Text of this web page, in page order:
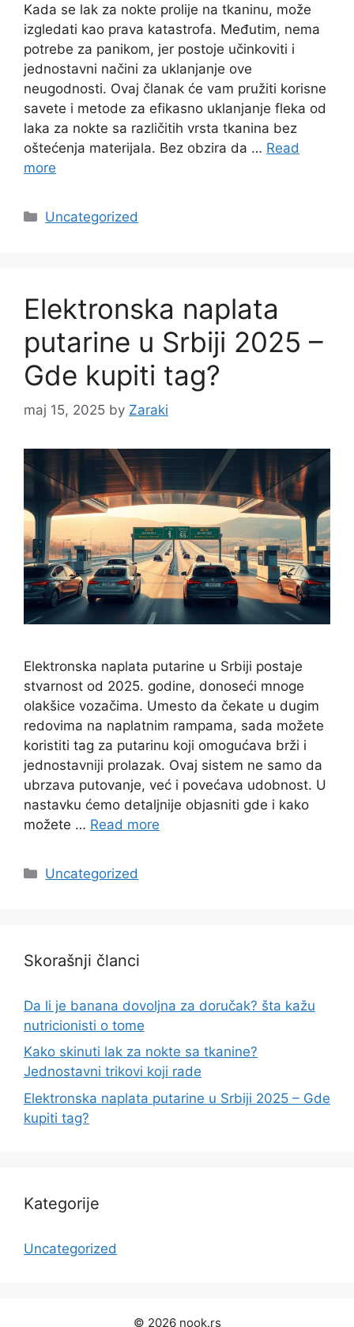
Kada se lak za nokte prolije na tkaninu, može
izgledati kao prava katastrofa. Međutim, nema
potrebe za panikom, jer postoje učinkoviti i
jednostavni načini za uklanjanje ove
neugodnosti. Ovaj članak će vam pružiti korisne
savete i metode za efikasno uklanjanje fleka od
laka za nokte sa različitih vrsta tkanina bez
oštećenja materijala. Bez obzira da … Read
more
Categories
Uncategorized
Elektronska naplata
putarine u Srbiji 2025 –
Gde kupiti tag?
maj 15, 2025 by Zaraki
Elektronska naplata putarine u Srbiji postaje
stvarnost od 2025. godine, donoseći mnoge
olakšice vozačima. Umesto da čekate u dugim
redovima na naplatnim rampama, sada možete
koristiti tag za putarinu koji omogućava brži i
jednostavniji prolazak. Ovaj sistem ne samo da
ubrzava putovanje, već i povećava udobnost. U
nastavku ćemo detaljnije objasniti gde i kako
možete … Read more
Categories
Uncategorized
Skorašnji članci
Da li je banana dovoljna za doručak? šta kažu
nutricionisti o tome
Kako skinuti lak za nokte sa tkanine?
Jednostavni trikovi koji rade
Elektronska naplata putarine u Srbiji 2025 – Gde
kupiti tag?
Kategorije
Uncategorized
© 2026 nook.rs